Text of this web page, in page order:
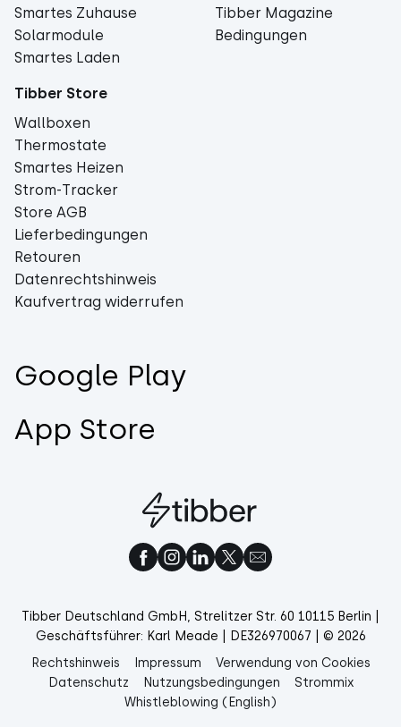
Smartes Zuhause
Solarmodule
Smartes Laden
Tibber Magazine
Bedingungen
Tibber Store
Wallboxen
Thermostate
Smartes Heizen
Strom-Tracker
Store AGB
Lieferbedingungen
Retouren
Datenrechtshinweis
Kaufvertrag widerrufen
Google Play
App Store
Tibber Deutschland GmbH, Strelitzer Str. 60 10115 Berlin |
Geschäftsführer: Karl Meade | DE326970067 | © 2026
Rechtshinweis
Impressum
Verwendung von Cookies
Datenschutz
Nutzungsbedingungen
Strommix
Whistleblowing (English)